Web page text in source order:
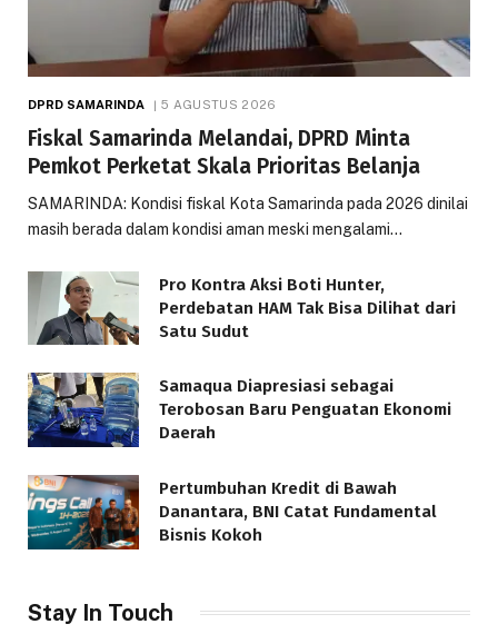
DPRD SAMARINDA 5 AGUSTUS 2026
Fiskal Samarinda Melandai, DPRD Minta
Pemkot Perketat Skala Prioritas Belanja
SAMARINDA: Kondisi fiskal Kota Samarinda pada 2026 dinilai
masih berada dalam kondisi aman meski mengalami…
Pro Kontra Aksi Boti Hunter,
Perdebatan HAM Tak Bisa Dilihat dari
Satu Sudut
Samaqua Diapresiasi sebagai
Terobosan Baru Penguatan Ekonomi
Daerah
Pertumbuhan Kredit di Bawah
Danantara, BNI Catat Fundamental
Bisnis Kokoh
Stay In Touch